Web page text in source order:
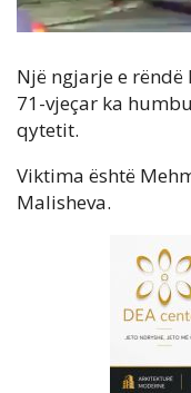
Një ngjarje e
71-vjeçar ka
qytetit.
Viktima është
Malisheva.